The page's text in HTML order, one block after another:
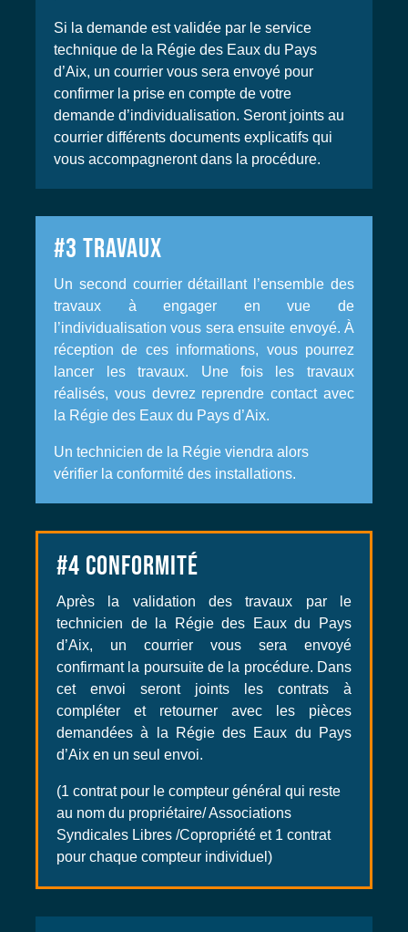
Si la demande est validée par le service
technique de la Régie des Eaux du Pays
d’Aix, un courrier vous sera envoyé pour
confirmer la prise en compte de votre
demande d’individualisation. Seront joints au
courrier différents documents explicatifs qui
vous accompagneront dans la procédure.
#3 TRAVAUX
Un second courrier détaillant l’ensemble des
travaux à engager en vue de
l’individualisation vous sera ensuite envoyé. À
réception de ces informations, vous pourrez
lancer les travaux. Une fois les travaux
réalisés, vous devrez reprendre contact avec
la Régie des Eaux du Pays d’Aix.
Un technicien de la Régie viendra alors
vérifier la conformité des installations.
#4 CONFORMITÉ
Après la validation des travaux par le
technicien de la Régie des Eaux du Pays
d’Aix, un courrier vous sera envoyé
confirmant la poursuite de la procédure. Dans
cet envoi seront joints les contrats à
compléter et retourner avec les pièces
demandées à la Régie des Eaux du Pays
d’Aix en un seul envoi.
(1 contrat pour le compteur général qui reste
au nom du propriétaire/ Associations
Syndicales Libres /Copropriété et 1 contrat
pour chaque compteur individuel)